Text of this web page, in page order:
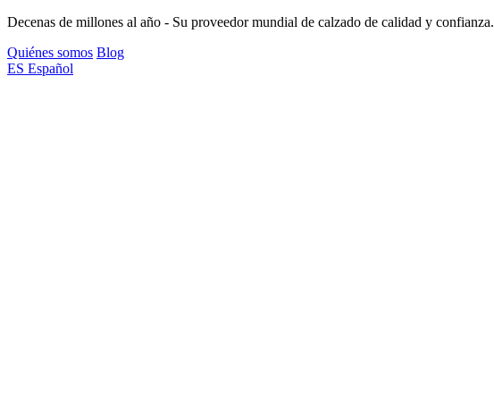
Decenas de millones al año - Su proveedor mundial de calzado de calidad y confianza.
Quiénes somos Blog
ES Español